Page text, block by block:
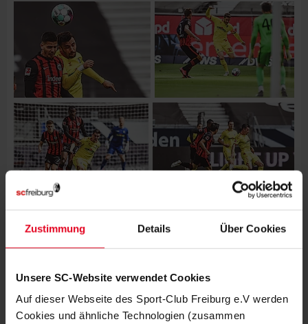
Zustimmung Details Über Cookies
Unsere SC-Website verwendet Cookies
Auf dieser Webseite des Sport-Club Freiburg e.V werden
Cookies und ähnliche Technologien (zusammen
IMPRESSIONEN VOM DOPPELTEST